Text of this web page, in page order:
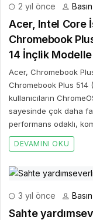
2 yıl önce
Acer, Intel Core
Chromebook
14 İnçlik
Acer, Chromebook
Chromebook Plus 514
kullanıcıların
sayesinde çok daha
performans odaklı,
DEVAMINI OKU
3 yıl önce
Sahte